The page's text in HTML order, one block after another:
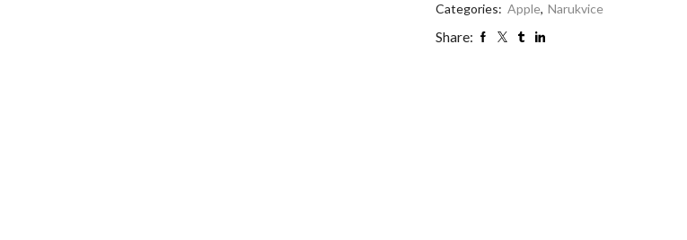
Categories: Apple, Narukvice
Share: